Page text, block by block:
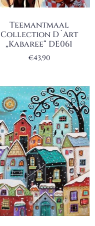
Teemantmaal
Collection D´Art
„Kabaree“ DE061
€43,90